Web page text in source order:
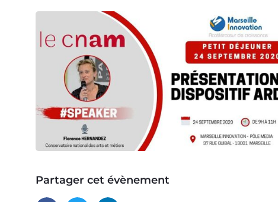
Partager cet évènement